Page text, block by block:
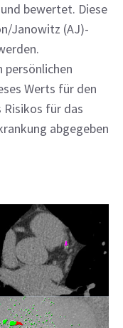
bewertet. Diese
Janowitz (AJ)-
persönlichen
Werts für den
Risikos für das
abgegeben